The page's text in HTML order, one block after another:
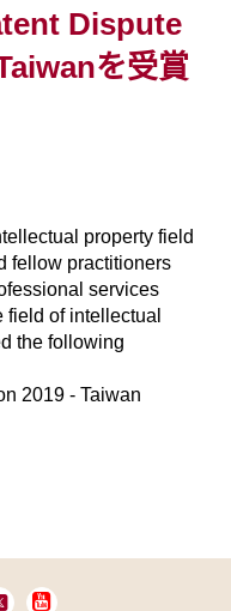
Dispute
を受賞
property field
fellow practitioners
services
of intellectual
the following
2019 - Taiwan